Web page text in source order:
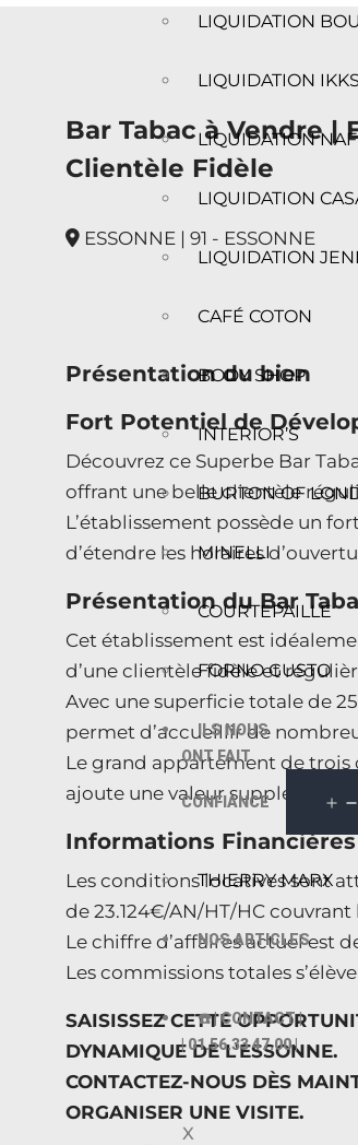
LIQUIDATION
LIQUIDATION IKKS
LIQUIDATION
LIQUIDATION
LIQUIDATION
CAFÉ COTON
BODY SHOP
INTERIOR’S
BURTON OF
MINELLI
COURTEPAILLE
FORNO GUSTO
ILS NOUS
ONT FAIT
CONFIANCE
THIERRY MARX
NOS ARTICLES
☎️ | CONTACT |
| 01.56.33 47.00 |
X
Bar Tabac à Vendre |
Clientèle Fidèle
ESSONNE | 91 - ESSONNE
Présentation du bien
Fort Potentiel de
Découvrez ce Superbe Bar
offrant une belle clientèle
L’établissement possède un
d’étendre les horaires
Présentation du Bar
Cet établissement est
d’une clientèle fidèle et
Avec une superficie totale de
permet d’accueillir de
Le grand appartement de trois
ajoute une valeur
Informations
Les conditions locatives sont
de 23.124€/AN/HT/HC
Le chiffre d’affaires actuel est
Les commissions totales
SAISISSEZ CETTE
DYNAMIQUE DE L’ESSONNE.
CONTACTEZ-NOUS DÈS
ORGANISER UNE VISITE.